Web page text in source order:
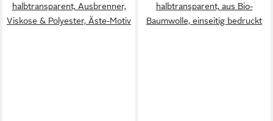
halbtransparent, Ausbrenner,
Viskose & Polyester, Äste-Motiv
halbtransparent, aus Bio-
Baumwolle, einseitig bedruckt